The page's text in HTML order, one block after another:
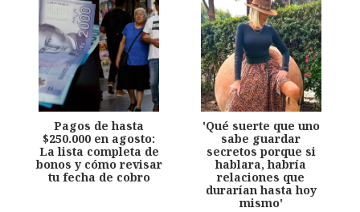
Pagos de hasta
$250.000 en agosto:
La lista completa de
bonos y cómo revisar
tu fecha de cobro
'Qué suerte que uno
sabe guardar
secretos porque si
hablara, habría
relaciones que
durarían hasta hoy
mismo'